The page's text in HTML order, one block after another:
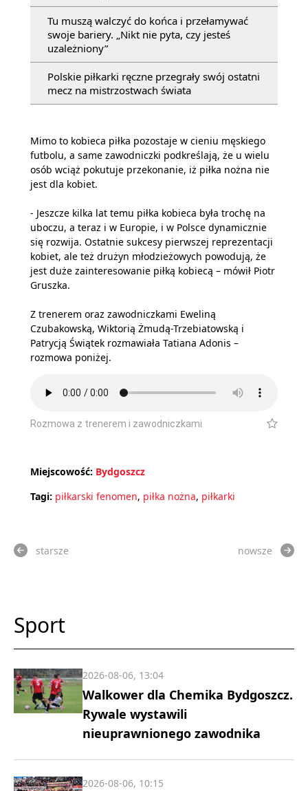
Tu muszą walczyć do końca i przełamywać
swoje bariery. „Nikt nie pyta, czy jesteś
uzależniony”
Polskie piłkarki ręczne przegrały swój ostatni
mecz na mistrzostwach świata
Mimo to kobieca piłka pozostaje w cieniu męskiego
futbolu, a same zawodniczki podkreślają, że u wielu
osób wciąż pokutuje przekonanie, iż piłka nożna nie
jest dla kobiet.
- Jeszcze kilka lat temu piłka kobieca była trochę na
uboczu, a teraz i w Europie, i w Polsce dynamicznie
się rozwija. Ostatnie sukcesy pierwszej reprezentacji
kobiet, ale też drużyn młodzieżowych powodują, że
jest duże zainteresowanie piłką kobiecą – mówił Piotr
Gruszka.
Z trenerem oraz zawodniczkami Eweliną
Czubakowską, Wiktorią Żmudą-Trzebiatowską i
Patrycją Świątek rozmawiała Tatiana Adonis –
rozmowa poniżej.
Rozmowa z trenerem i zawodniczkami
Miejscowość: Bydgoszcz
Tagi: piłkarski fenomen, piłka nożna, piłkarki
starsze nowsze
Sport
Walkower dla Chemika Bydgoszcz.
Rywale wystawili
nieuprawnionego zawodnika
2026-08-06, 13:04
2026-08-06, 10:15